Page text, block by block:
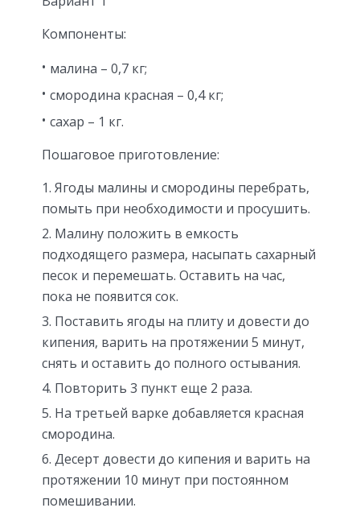
Компоненты:
малина – 0,7 кг;
смородина красная – 0,4 кг;
сахар – 1 кг.
Пошаговое приготовление:
Ягоды малины и смородины перебрать,
помыть при необходимости и просушить.
Малину положить в емкость
подходящего размера, насыпать сахарный
песок и перемешать. Оставить на час,
пока не появится сок.
Поставить ягоды на плиту и довести до
кипения, варить на протяжении 5 минут,
снять и оставить до полного остывания.
Повторить 3 пункт еще 2 раза.
На третьей варке добавляется красная
смородина.
Десерт довести до кипения и варить на
протяжении 10 минут при постоянном
помешивании.